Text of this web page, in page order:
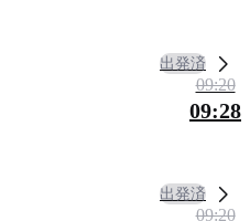
出発済
09:20
09:28
出発済
09:20